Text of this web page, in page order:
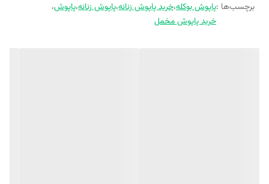
برچسب‌ها :پاپوش بوکله،خرید پاپوش زنانه،پاپوش زنانه،پاپوش،
خرید پاپوش مخمل